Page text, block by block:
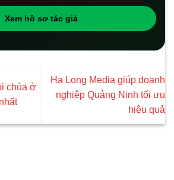
Xem hồ sơ tác giả
chùa ở
Hạ Long Media giúp doanh
nghiệp Quảng Ninh tối ưu
hiệu quả